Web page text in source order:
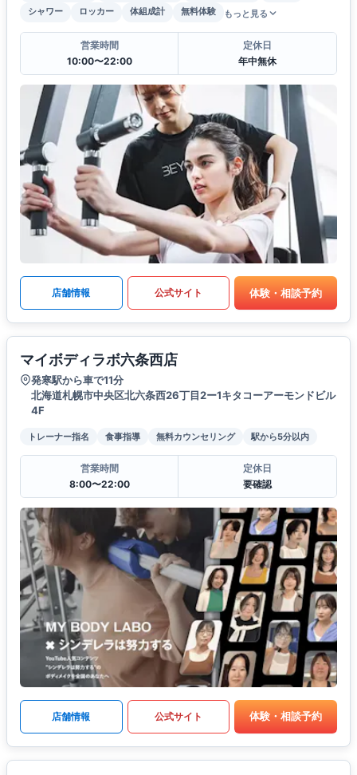
シャワー
ロッカー 体組成計 無料体験 もっと見る
営業時間
10:00〜22:00
定休日
年中無休
店舗情報 公式サイト 体験・相談予約
マイボディラボ六条西店
発寒駅から車で11分
北海道札幌市中央区北六条西26丁目2ー1キタコーアーモンドビル
4F
トレーナー指名 食事指導 無料カウンセリング 駅から5分以内
営業時間
8:00〜22:00
定休日
要確認
店舗情報 公式サイト 体験・相談予約